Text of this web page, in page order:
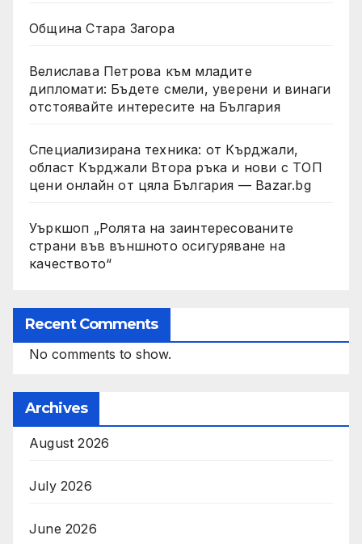
Община Стара Загора
Велислава Петрова към младите
дипломати: Бъдете смели, уверени и винаги
отстоявайте интересите на България
Специализирана техника: от Кърджали,
област Кърджали Втора ръка и нови с ТОП
цени онлайн от цяла България — Bazar.bg
Уъркшоп „Ролята на заинтересованите
страни във външното осигуряване на
качеството“
Recent Comments
No comments to show.
Archives
August 2026
July 2026
June 2026